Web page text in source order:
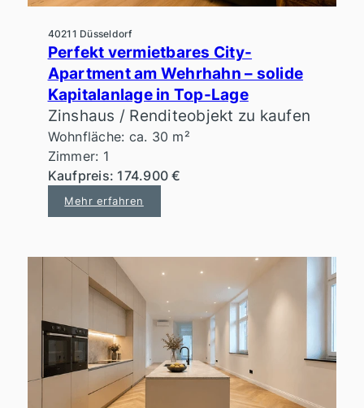
40211 Düsseldorf
Perfekt vermietbares City-
Apartment am Wehrhahn – solide
Kapitalanlage in Top-Lage
Zinshaus / Renditeobjekt zu kaufen
Wohnfläche: ca. 30 m²
Zimmer: 1
Kaufpreis: 174.900 €
Mehr erfahren